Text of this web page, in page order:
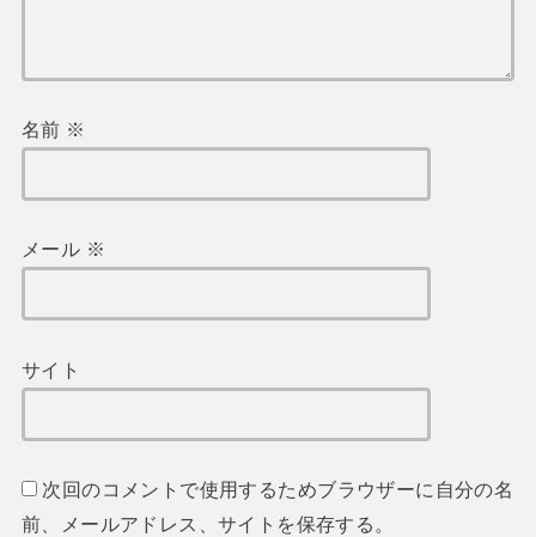
名前 ※
メール ※
サイト
次回のコメントで使用するためブラウザーに自分の名
前、メールアドレス、サイトを保存する。